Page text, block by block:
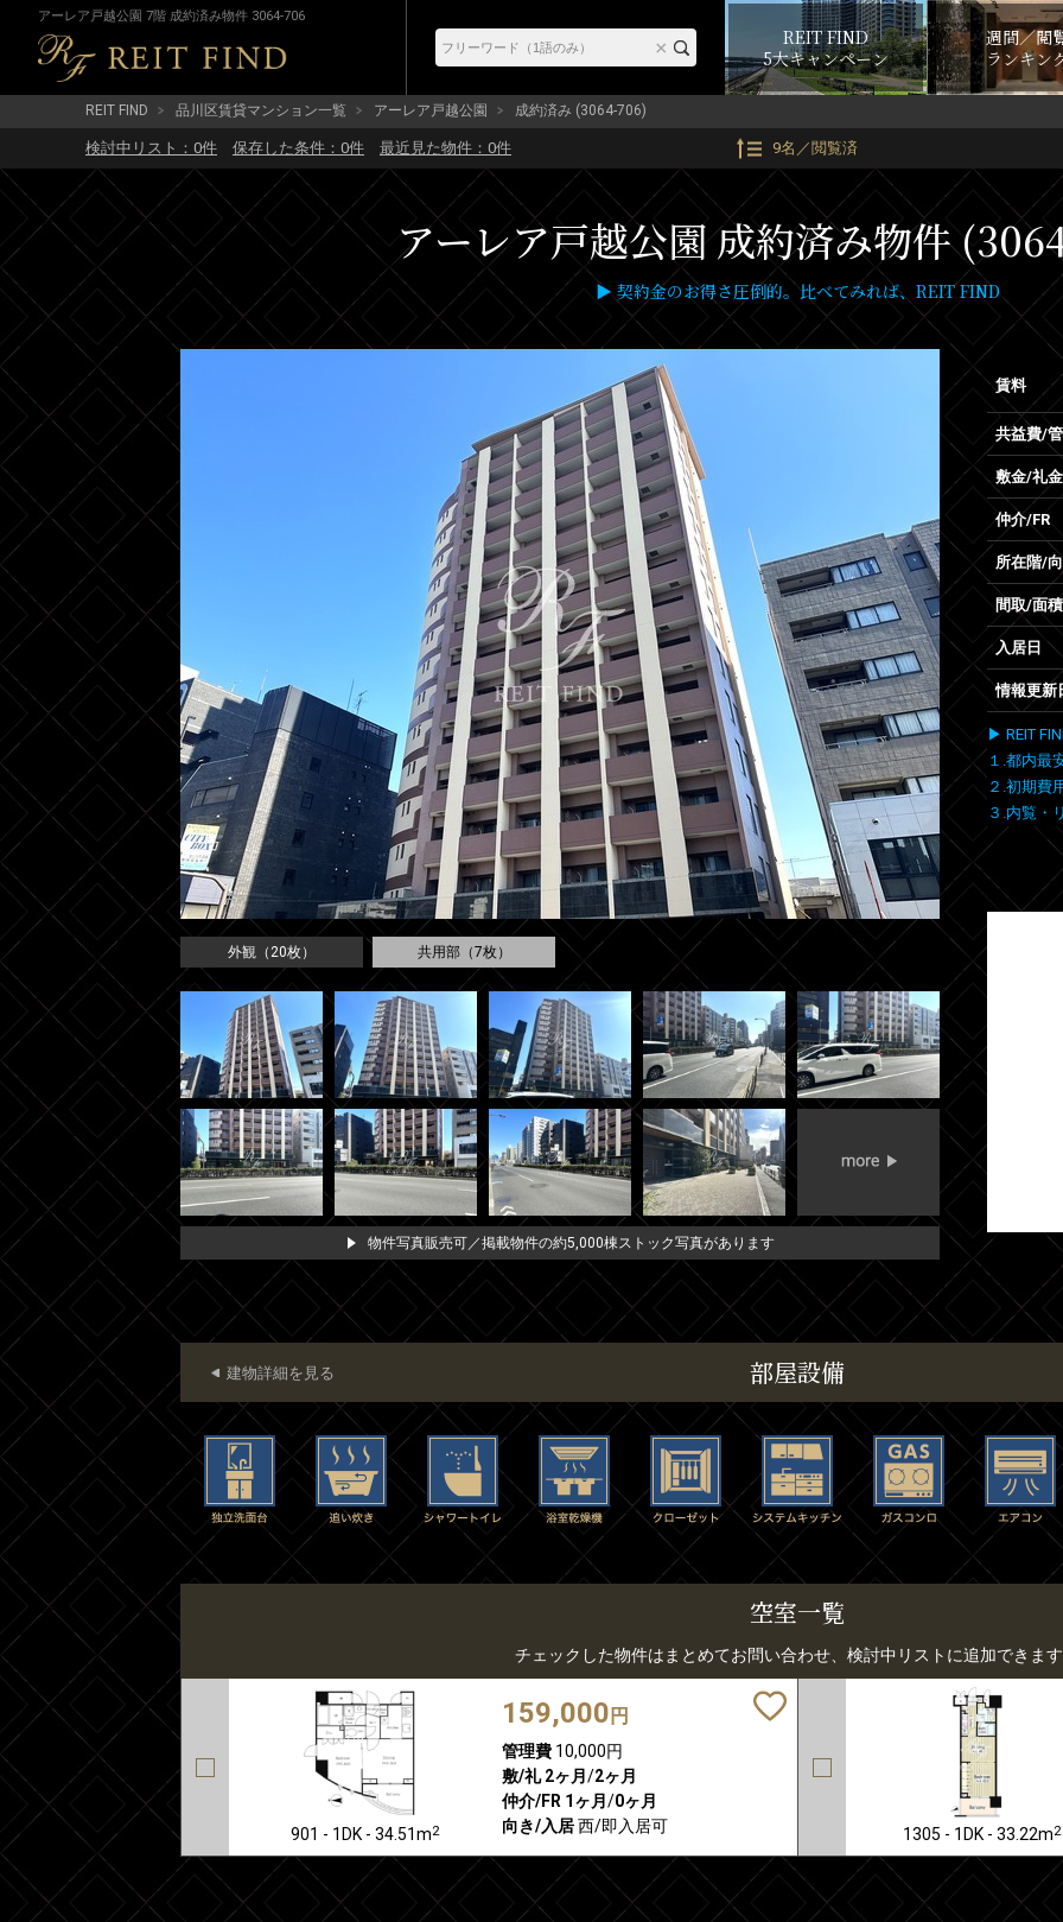
アーレア戸越公園 7階 成約済み物件 3064-706
REIT FIND
5大キャンペーン
週間／閲
ランキン
REIT FIND 品川区賃貸マンション一覧 アーレア戸越公園 成約済み (3064-706)
検討中リスト： 0件 保存した条件： 0件 最近見た物件： 0件 9名／閲覧済
アーレア戸越公園 成約済み物件
▶ 契約金のお得さ圧倒的。比べてみれば、REIT FIND
外観（20枚） 共用部（7枚）
物件写真販売可／掲載物件の約5,000棟ストック写真があります
賃料
共益費/
敷金/礼金
仲介/FR
所在階/
間取/面積
入居日
情報更新
▶ REIT
１.都内最
２.初期費
３.内覧・
部屋設備
建物詳細を見る
空室一覧
チェックした物件はまとめてお問い合わせ、検討中リストに追加できま
901 - 1DK - 34.51m2
159,000 円
管理費10,000円
敷/礼 2ヶ月 /2ヶ月
仲介/FR 1ヶ月 /0ヶ月
向き/入居西/即入居可 1305 - 1DK - 33.22m2